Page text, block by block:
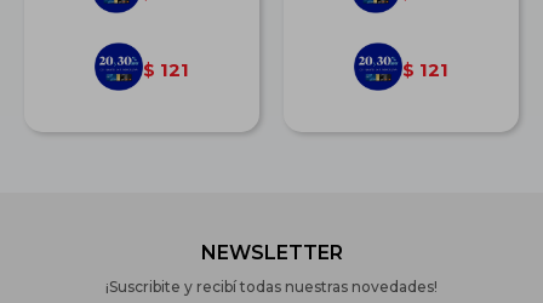
$ 121 $ 121
NEWSLETTER
¡Suscribite y recibí todas nuestras novedades!